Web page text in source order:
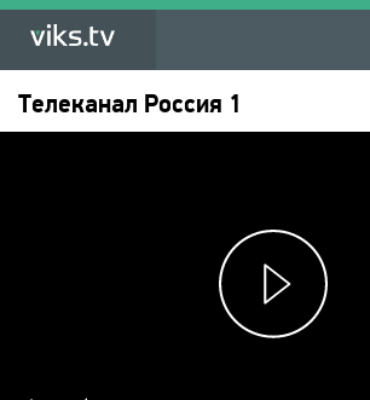
Телеканал Россия 1